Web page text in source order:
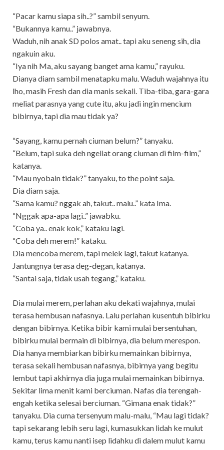
“Pacar kamu siapa sih..?” sambil senyum.
“Bukannya kamu..” jawabnya.
Waduh, nih anak SD polos amat.. tapi aku seneng sih, dia
ngakuin aku.
“Iya nih Ma, aku sayang banget ama kamu,” rayuku.
Dianya diam sambil menatapku malu. Waduh wajahnya itu
lho, masih Fresh dan dia manis sekali. Tiba-tiba, gara-gara
meliat parasnya yang cute itu, aku jadi ingin mencium
bibirnya, tapi dia mau tidak ya?
“Sayang, kamu pernah ciuman belum?” tanyaku.
“Belum, tapi suka deh ngeliat orang ciuman di film-film,”
katanya.
“Mau nyobain tidak?” tanyaku, to the point saja.
Dia diam saja.
“Sama kamu? nggak ah, takut.. malu..” kata Ima.
“Nggak apa-apa lagi..” jawabku.
“Coba ya.. enak kok,” kataku lagi.
“Coba deh merem!” kataku.
Dia mencoba merem, tapi melek lagi, takut katanya.
Jantungnya terasa deg-degan, katanya.
“Santai saja, tidak usah tegang,” kataku.
Dia mulai merem, perlahan aku dekati wajahnya, mulai
terasa hembusan nafasnya. Lalu perlahan kusentuh bibirku
dengan bibirnya. Ketika bibir kami mulai bersentuhan,
bibirku mulai bermain di bibirnya, dia belum merespon.
Dia hanya membiarkan bibirku memainkan bibirnya,
terasa sekali hembusan nafasnya, bibirnya yang begitu
lembut tapi akhirnya dia juga mulai memainkan bibirnya.
Sekitar lima menit kami berciuman. Nafas dia terengah-
engah ketika selesai berciuman. “Gimana enak tidak?”
tanyaku. Dia cuma tersenyum malu-malu, “Mau lagi tidak?
tapi sekarang lebih seru lagi, kumasukkan lidah ke mulut
kamu, terus kamu nanti isep lidahku di dalem mulut kamu